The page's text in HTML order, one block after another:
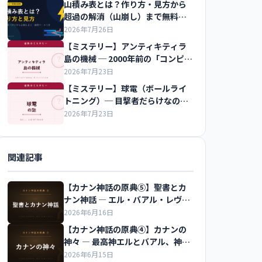
山積み表とは？作り方・見方から
超過の解消（山崩し）まで無料ツ
ールつきで解説
2026年7月26日
【ミステリー】アンティキティラ
島の機械 ─ 2000年前の「コンピュ
ータ」
2026年7月23日
【ミステリー】球電（ボールライ
トニング）─ 目撃者だらけなのに
再現できない光
2026年7月23日
関連記事
【カナン神話の原典⑤】聖書とカ
ナン神話 ― エル・バアル・レヴィ
アタンのつながりを解説
2026年6月16日
【カナン神話の原典④】カナンの
神々 ― 最高神エルとバアル、神々
の会議を解説
2026年6月15日